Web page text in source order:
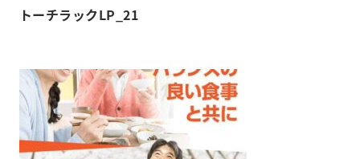
トーチラックLP_21